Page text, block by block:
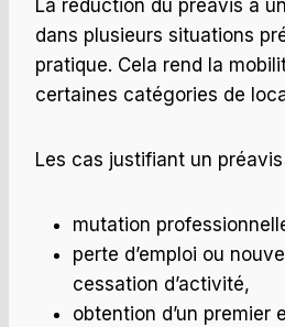
La réduction du préavis à
dans plusieurs situations
pratique. Cela rend la
certaines catégories de
Les cas justifiant un
mutation
perte d’emploi ou
cessation d’activité,
obtention d’un premier